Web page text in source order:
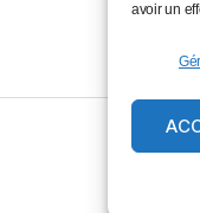
avoir un